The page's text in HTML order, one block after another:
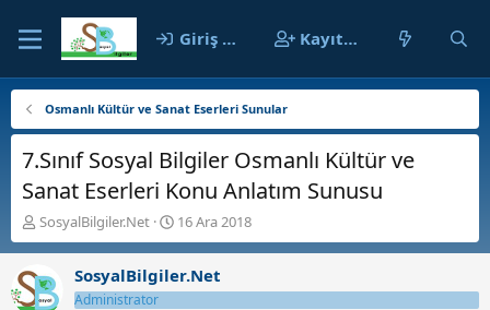
Giriş yap Kayıt ol
Osmanlı Kültür ve Sanat Eserleri Sunular
7.Sınıf Sosyal Bilgiler Osmanlı Kültür ve
Sanat Eserleri Konu Anlatım Sunusu
K
o
n
b
u
SosyalBilgiler.Net
B
a
ş
l
16 Ara 2018
SosyalBilgiler.Net
Administrator